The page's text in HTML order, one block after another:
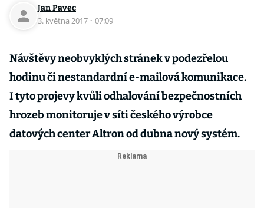
Jan Pavec
3. května 2017 · 07:09
Návštěvy neobvyklých stránek v podezřelou
hodinu či nestandardní e-mailová komunikace.
I tyto projevy kvůli odhalování bezpečnostních
hrozeb monitoruje v síti českého výrobce
datových center Altron od dubna nový systém.